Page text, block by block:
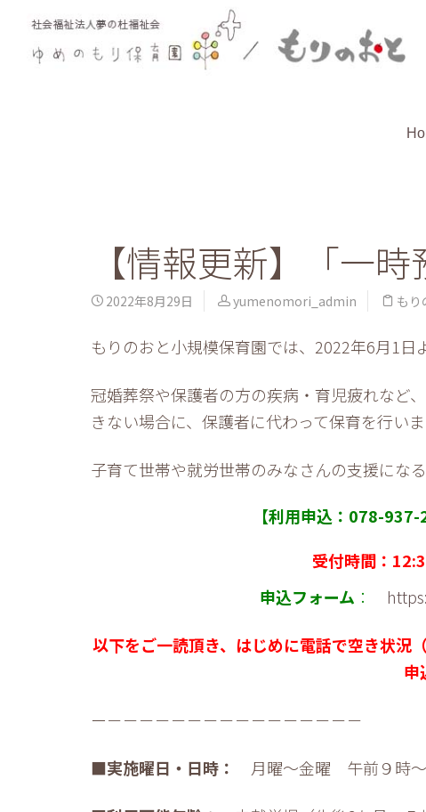
【情報更新】「一
2022年8月29日 yumenomori_admin もり
もりのおと小規模保育園では、2022年6月1日
冠婚葬祭や保護者の方の疾病・育児疲れなど
きない場合に、保護者に代わって保育を行いま
子育て世帯や就労世帯のみなさんの支援にな
【利用申込：078-
受付時間：
申込フォーム ：
以下をご一読頂き、はじめに電話で空き状況
申
ー－－－－－－－－－－－－－－－－
■実施曜日・日時： 月曜～金曜 午前９時